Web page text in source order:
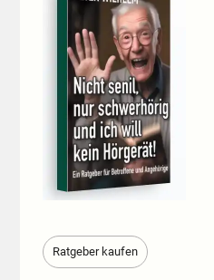
Ratgeber kaufen